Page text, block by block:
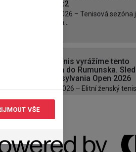
Sport2
1.3. 2026 – Tenisová sezóna
plném...
Na tenis vyrážíme tento
týden do Rumunska.
Transylvania Open 2026
4. 2. 2026 – Elitní ženský
VŠE